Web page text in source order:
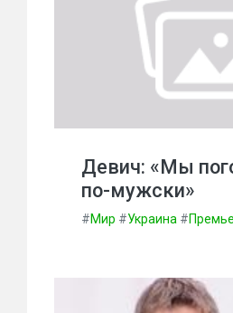
Девич: «Мы
по-мужски»
#Мир #Украина #